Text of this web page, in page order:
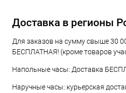
Доставка в регионы
Для заказов на сумму свыше 30
БЕСПЛАТНАЯ! (кроме товаров
Напольные часы: Доставка
Наручные часы: курьерская